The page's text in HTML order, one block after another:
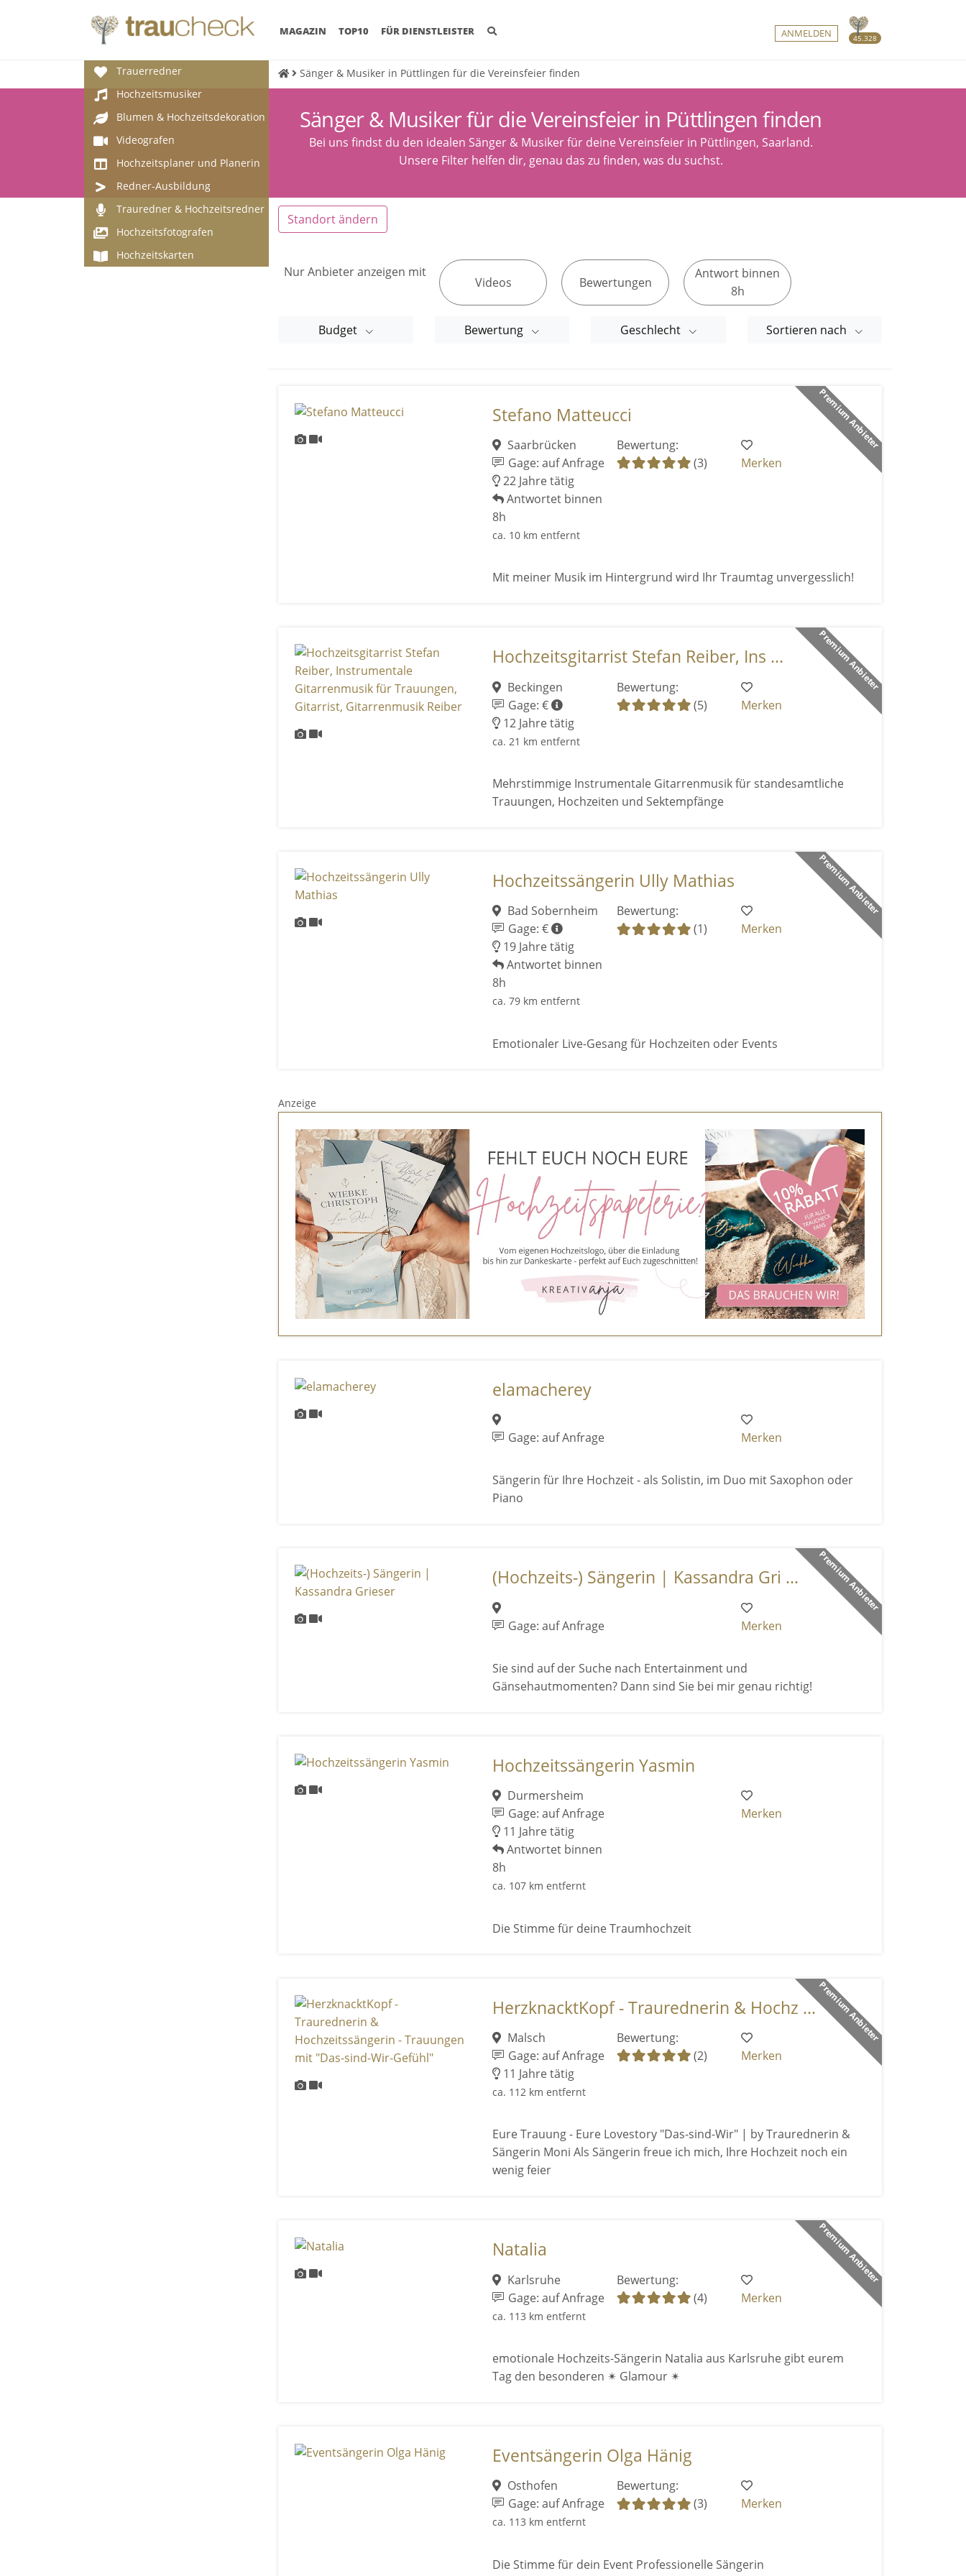
45.328
MAGAZIN (CURRENT)
TOP10 FÜR DIENSTLEISTER ANMELDEN
Trauerredner
Hochzeitsmusiker
Blumen & Hochzeitsdekoration
Videografen
Hochzeitsplaner und Planerin
Redner-Ausbildung
Trauredner & Hochzeitsredner
Hochzeitsfotografen
Hochzeitskarten
Sänger & Musiker in Püttlingen für die Vereinsfeier finden
Sänger & Musiker für die Vereinsfeier in Püttlingen finden
Bei uns findst du den idealen Sänger & Musiker für deine Vereinsfeier in Püttlingen, Saarland.
Unsere Filter helfen dir, genau das zu finden, was du suchst.
Standort ändern
Nur Anbieter anzeigen mit
Videos Bewertungen
Antwort binnen
8h
Budget Bewertung Geschlecht Sortieren nach
Premium Anbieter
Stefano Matteucci
Saarbrücken
Gage: auf Anfrage
22 Jahre tätig
Antwortet binnen
8h
ca. 10 km entfernt
Bewertung:
(3)
Merken
Mit meiner Musik im Hintergrund wird Ihr Traumtag unvergesslich!
Premium Anbieter
Hochzeitsgitarrist Stefan Reiber, Ins ...
Beckingen
Gage: €
12 Jahre tätig
ca. 21 km entfernt
Bewertung:
(5)
Merken
Mehrstimmige Instrumentale Gitarrenmusik für standesamtliche
Trauungen, Hochzeiten und Sektempfänge
Premium Anbieter
Hochzeitssängerin Ully Mathias
Bad Sobernheim
Gage: €
19 Jahre tätig
Antwortet binnen
8h
ca. 79 km entfernt
Bewertung:
(1)
Merken
Emotionaler Live-Gesang für Hochzeiten oder Events
Anzeige
elamacherey
Gage: auf Anfrage Merken
Sängerin für Ihre Hochzeit - als Solistin, im Duo mit Saxophon oder
Piano
Premium Anbieter
(Hochzeits-) Sängerin | Kassandra Gri ...
Gage: auf Anfrage Merken
Sie sind auf der Suche nach Entertainment und
Gänsehautmomenten? Dann sind Sie bei mir genau richtig!
Hochzeitssängerin Yasmin
Durmersheim
Gage: auf Anfrage
11 Jahre tätig
Antwortet binnen
8h
ca. 107 km entfernt
Merken
Die Stimme für deine Traumhochzeit
Premium Anbieter
HerzknacktKopf - Traurednerin & Hochz ...
Malsch
Gage: auf Anfrage
11 Jahre tätig
ca. 112 km entfernt
Bewertung:
(2)
Merken
Eure Trauung - Eure Lovestory "Das-sind-Wir" | by Traurednerin &
Sängerin Moni Als Sängerin freue ich mich, Ihre Hochzeit noch ein
wenig feier
Premium Anbieter
Natalia
Karlsruhe
Gage: auf Anfrage
ca. 113 km entfernt
Bewertung:
(4)
Merken
emotionale Hochzeits-Sängerin Natalia aus Karlsruhe gibt eurem
Tag den besonderen ✴ Glamour ✴
Eventsängerin Olga Hänig
Osthofen
Gage: auf Anfrage
ca. 113 km entfernt
Bewertung:
(3)
Merken
Die Stimme für dein Event Professionelle Sängerin